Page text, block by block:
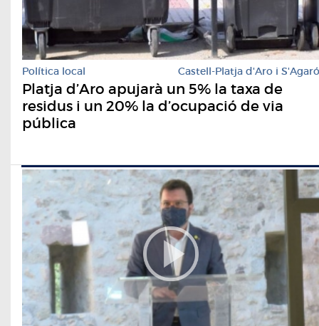
Política local Castell-Platja d'Aro i S'Agaró
Platja d’Aro apujarà un 5% la taxa de
residus i un 20% la d’ocupació de via
pública